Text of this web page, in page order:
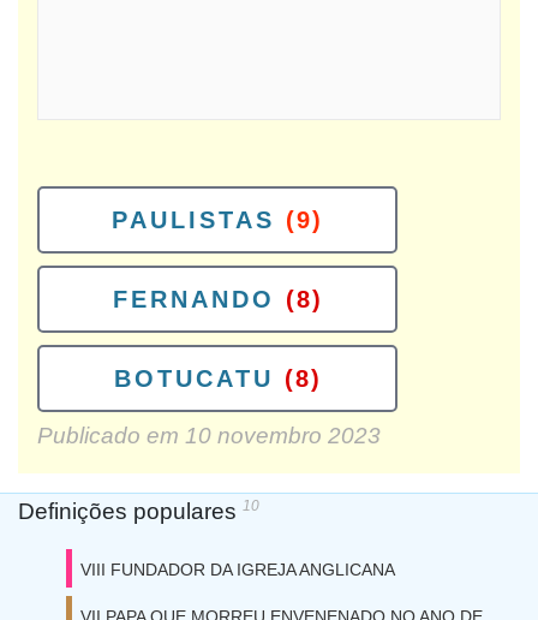
PAULISTAS (9)
FERNANDO (8)
BOTUCATU (8)
Publicado em 10 novembro 2023
Definições populares 10
VIII FUNDADOR DA IGREJA ANGLICANA